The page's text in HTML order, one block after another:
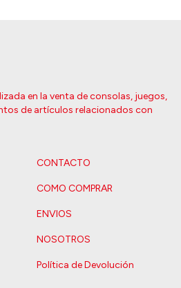
en la venta de consolas, juegos,
de artículos relacionados con
CONTACTO
COMO COMPRAR
ENVIOS
NOSOTROS
Política de Devolución